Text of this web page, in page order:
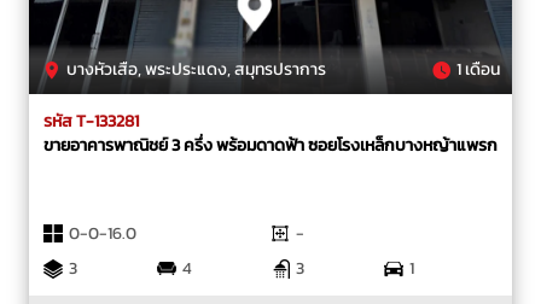
บางหัวเสือ, พระประแดง, สมุทรปราการ 1 เดือน
รหัส T-133281
ขายอาคารพาณิชย์ 3 ครึ่ง พร้อมดาดฟ้า ซอยโรงเหล็กบางหญ้าแพรก
0-0-16.0
-
3
4 3
1